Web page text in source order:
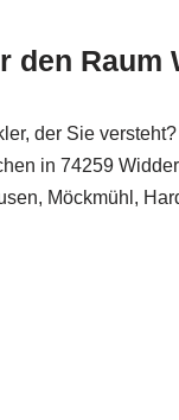
den Raum
der Sie
in 74259
Möckmühl,